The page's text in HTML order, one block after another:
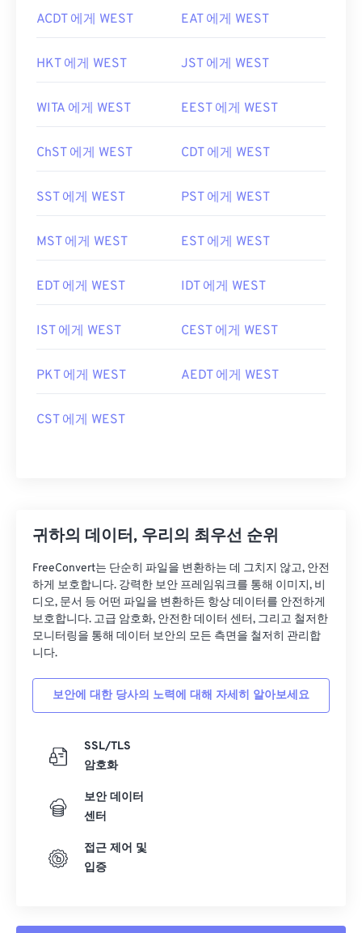
ACDT 에게 WEST EAT 에게 WEST
HKT 에게 WEST JST 에게 WEST
WITA 에게 WEST EEST 에게 WEST
ChST 에게 WEST CDT 에게 WEST
SST 에게 WEST PST 에게 WEST
MST 에게 WEST EST 에게 WEST
EDT 에게 WEST IDT 에게 WEST
IST 에게 WEST CEST 에게 WEST
PKT 에게 WEST AEDT 에게 WEST
CST 에게 WEST
귀하의 데이터, 우리의 최우선 순위
FreeConvert는 단순히 파일을 변환하는 데 그치지 않고, 안전
하게 보호합니다. 강력한 보안 프레임워크를 통해 이미지, 비
디오, 문서 등 어떤 파일을 변환하든 항상 데이터를 안전하게
보호합니다. 고급 암호화, 안전한 데이터 센터, 그리고 철저한
모니터링을 통해 데이터 보안의 모든 측면을 철저히 관리합
니다.
보안에 대한 당사의 노력에 대해 자세히 알아보세요
SSL/TLS
암호화
보안 데이터
센터
접근 제어 및
입증